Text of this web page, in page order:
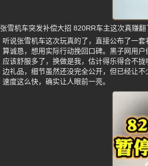
张雪机车突发补偿大招 820RR车主这次真赚翻
听说张雪机车这次玩真的了，直接公布了一
算诚恳，想用实际行动挽回口碑。黑子网用
应该舒服多了，换做是我，估计得乐得合不
边礼品，细节虽然还没完全公开，但已经让
速度这么快，确实让人眼前一亮。